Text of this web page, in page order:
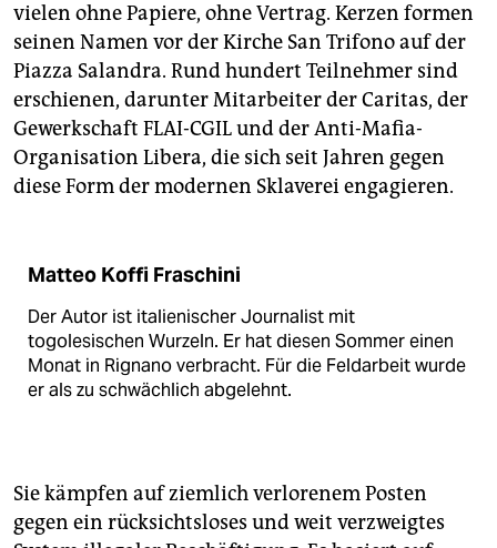
vielen ohne Papiere, ohne Vertrag. Kerzen formen
seinen Namen vor der Kirche San Trifono auf der
Piazza Salandra. Rund hundert Teilnehmer sind
erschienen, darunter Mitarbeiter der Caritas, der
Gewerkschaft FLAI-CGIL und der Anti-Mafia-
Organisation Libera, die sich seit Jahren gegen
diese Form der modernen Sklaverei engagieren.
Matteo Koffi Fraschini
Der Autor ist italienischer Journalist mit
togolesischen Wurzeln. Er hat diesen Sommer einen
Monat in Rignano verbracht. Für die Feldarbeit wurde
er als zu schwächlich abgelehnt.
Sie kämpfen auf ziemlich verlorenem Posten
gegen ein rücksichtsloses und weit verzweigtes